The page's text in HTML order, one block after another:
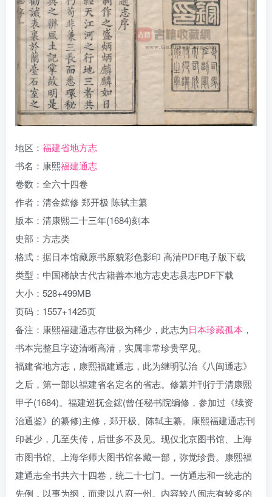
地区： 福建省地方志
书名：康熙福建通志
卷数：全六十四卷
作者：清金鋐修 郑开极 陈轼主纂
版本：清康熙二十三年(1684)刻本
史部：方志类
格式：据日本馆藏原书原貌彩色影印 高清PDF电子版下载
类型：中国稀缺古代古籍善本地方志史志县志PDF下载
大小：528+499MB
页码：1557+1425页
备注：康熙福建通志存世极为稀少，此志为日本珍藏孤本 ，
书本完整且字迹清晰高清，实属非常珍贵罕见。
福建省地方志，康熙福建通志，此为继明弘治《八闽通志》
之后，第一部以福建省名定名的省志。修纂并刊行于清康熙
甲子(1684)。福建巡抚金鋐(曾任秘书院编修，参加过《续资
治通鉴》的纂修)主修，郑开极、陈轼主纂。康熙福建通志刊
印甚少，几至失传，后世多不及见。现仅北京图书馆、上海
市图书馆、上海华师大图书馆各藏一部，弥觉珍贵。康熙福
建通志全书共六十四卷，统二十七门。一仿通志和一统志的
先例，以事为纲，而隶以八府一州。内容较八闽志有较多的